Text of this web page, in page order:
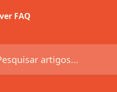
artigos...